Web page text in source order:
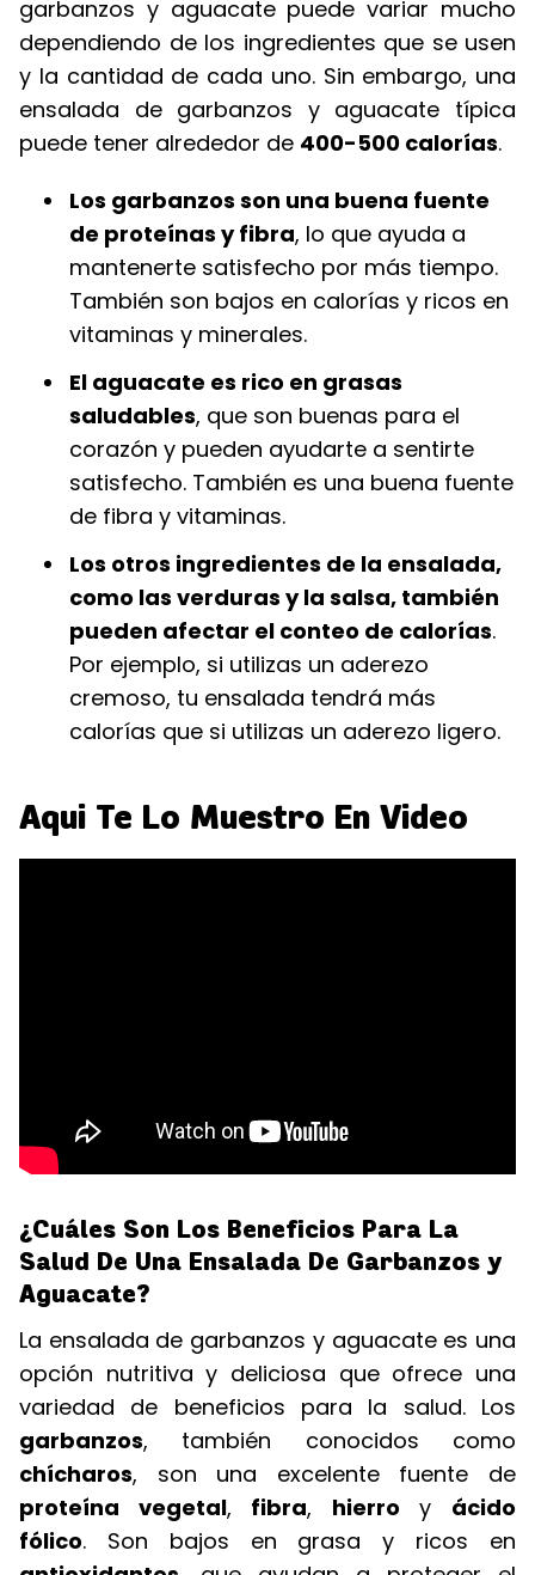
garbanzos y aguacate puede variar mucho
dependiendo de los ingredientes que se usen
y la cantidad de cada uno. Sin embargo, una
ensalada de garbanzos y aguacate típica
puede tener alrededor de 400-500 calorías.
Los garbanzos son una buena fuente
de proteínas y fibra, lo que ayuda a
mantenerte satisfecho por más tiempo.
También son bajos en calorías y ricos en
vitaminas y minerales.
El aguacate es rico en grasas
saludables, que son buenas para el
corazón y pueden ayudarte a sentirte
satisfecho. También es una buena fuente
de fibra y vitaminas.
Los otros ingredientes de la ensalada,
como las verduras y la salsa, también
pueden afectar el conteo de calorías.
Por ejemplo, si utilizas un aderezo
cremoso, tu ensalada tendrá más
calorías que si utilizas un aderezo ligero.
Aqui Te Lo Muestro En Video
¿Cuáles Son Los Beneficios Para La
Salud De Una Ensalada De Garbanzos y
Aguacate?
La ensalada de garbanzos y aguacate es una
opción nutritiva y deliciosa que ofrece una
variedad de beneficios para la salud. Los
garbanzos, también conocidos como
chícharos, son una excelente fuente de
proteína vegetal, fibra, hierro y ácido
fólico. Son bajos en grasa y ricos en